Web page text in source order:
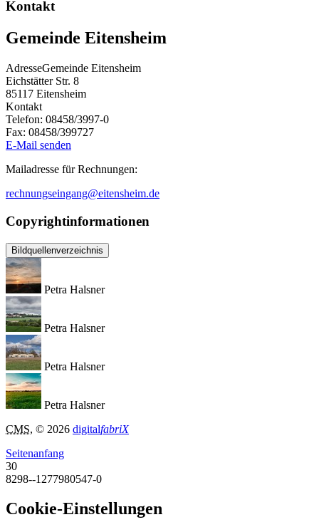
Kontakt
Gemeinde Eitensheim
AdresseGemeinde Eitensheim
Eichstätter Str. 8
85117 Eitensheim
Kontakt
Telefon: 08458/3997-0
Fax: 08458/399727
E-Mail senden
Mailadresse für Rechnungen:
rechnungseingang@eitensheim.de
Copyrightinformationen
Bildquellenverzeichnis
Petra Halsner
Petra Halsner
Petra Halsner
Petra Halsner
CMS, © 2026 digitalfabriX
Seitenanfang
30
8298--1277980547-0
Cookie-Einstellungen